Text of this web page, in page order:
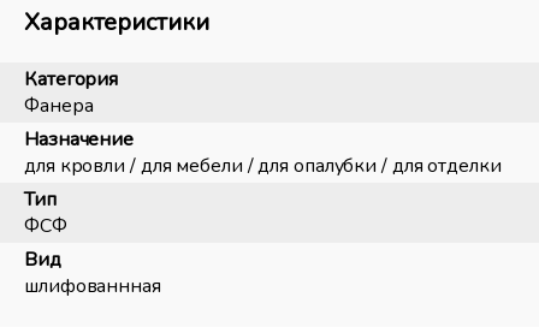
Характеристики
Категория
Фанера
Назначение
для кровли / для мебели / для опалубки / для отделки
Тип
ФСФ
Вид
шлифованнная